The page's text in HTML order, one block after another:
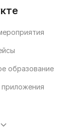
образование